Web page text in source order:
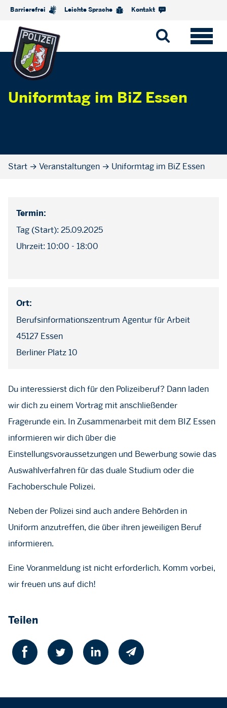
Barrierefrei Leichte Sprache Kontakt
Uniformtag im BiZ Essen
Start → Veranstaltungen → Uniformtag im BiZ Essen
Termin:
Tag (Start): 25.09.2025
Uhrzeit: 10:00 - 18:00
Ort:
Berufsinformationszentrum Agentur für Arbeit
45127 Essen
Berliner Platz 10
Du interessierst dich für den Polizeiberuf? Dann laden
wir dich zu einem Vortrag mit anschließender
Fragerunde ein. In Zusammenarbeit mit dem BIZ Essen
informieren wir dich über die
Einstellungsvoraussetzungen und Bewerbung sowie das
Auswahlverfahren für das duale Studium oder die
Fachoberschule Polizei.
Neben der Polizei sind auch andere Behörden in
Uniform anzutreffen, die über ihren jeweiligen Beruf
informieren.
Eine Voranmeldung ist nicht erforderlich. Komm vorbei,
wir freuen uns auf dich!
Teilen